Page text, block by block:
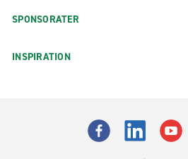
SPONSORATER
INSPIRATION